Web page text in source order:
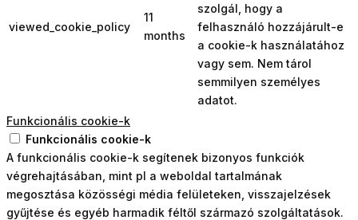
viewed_cookie_policy
11
months
szolgál, hogy a
felhasználó hozzájárult-e
a cookie-k használatához
vagy sem. Nem tárol
semmilyen személyes
adatot.
Funkcionális cookie-k
Funkcionális cookie-k
A funkcionális cookie-k segítenek bizonyos funkciók
végrehajtásában, mint pl a weboldal tartalmának
megosztása közösségi média felületeken, visszajelzések
gyűjtése és egyéb harmadik féltől származó szolgáltatások.